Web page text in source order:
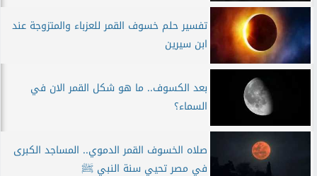
تفسير حلم خسوف القمر للعزباء والمتزوجة عند
ابن سيرين
بعد الكسوف.. ما هو شكل القمر الان في
السماء؟
صلاه الخسوف القمر الدموي.. المساجد الكبرى
في مصر تحيي سنة النبي ﷺ